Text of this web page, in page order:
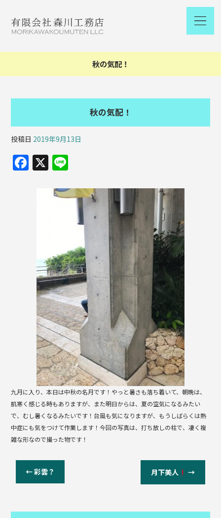
秋の気配！
秋の気配！
投稿日 2019年9月13日
F
o
k
X
e
九月に入り、本日は中秋の名月です！やっと暑さも落ち着いて、朝晩は、
肌寒く感じる時もありますが、また明日からは、夏の空気になるみたい
で、むし暑くなるみたいです！台風も気になりますが、もうしばらくは熱
中症にも気をつけて作業します！今回の写真は、打ち放しの柱で、凄く複
雑な形なので撮った物です！
←彩雲？ 月下美人 →